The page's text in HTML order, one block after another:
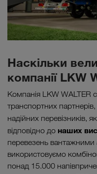
Наскільки
компанії LKW
Компанія LKW WALTER
транспортних
надійних перевізників,
відповідно до наших
перевезень
використовуємо
понад 15.000